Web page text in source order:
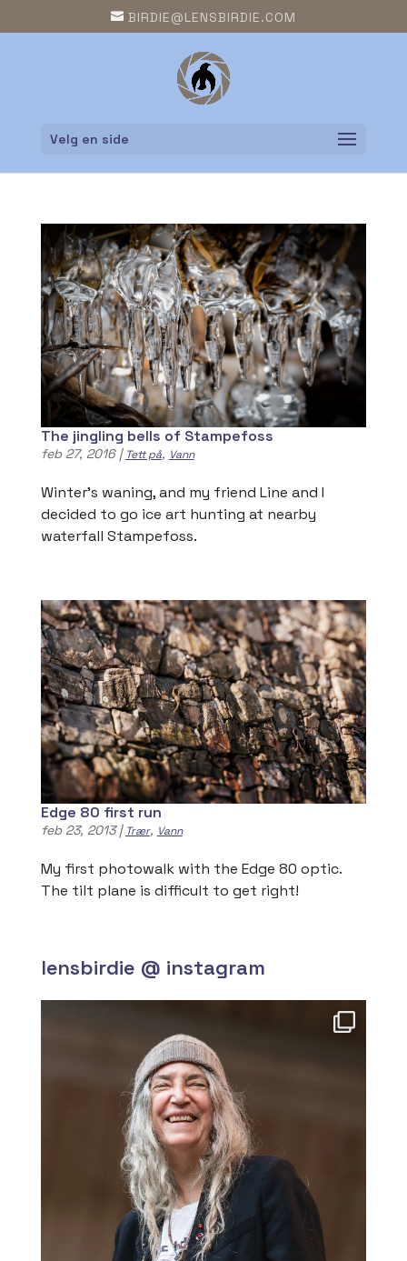
BIRDIE@LENSBIRDIE.COM
Velg en side
The jingling bells of Stampefoss
feb 27, 2016| Tett på, Vann
Winter’s waning, and my friend Line and I
decided to go ice art hunting at nearby
waterfall Stampefoss.
Edge 80 first run
feb 23, 2013| Trær, Vann
My first photowalk with the Edge 80 optic.
The tilt plane is difficult to get right!
lensbirdie @ instagram